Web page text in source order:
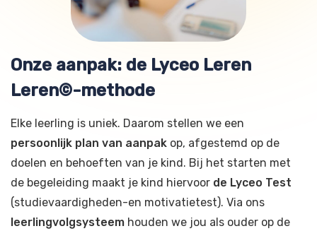
Onze aanpak: de Lyceo Leren
Leren©-methode
Elke leerling is uniek. Daarom stellen we een
persoonlijk plan van aanpak op, afgestemd op de
doelen en behoeften van je kind. Bij het starten met
de begeleiding maakt je kind hiervoor de Lyceo Test
(studievaardigheden-en motivatietest). Via ons
leerlingvolgsysteem houden we jou als ouder op de